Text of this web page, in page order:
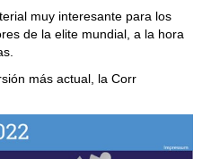
muy interesante para los
de la elite mundial, a la hora
más actual, la Corr